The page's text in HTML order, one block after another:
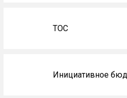
ТОС
Инициативное